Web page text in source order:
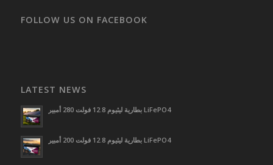
FOLLOW US ON FACEBOOK
LATEST NEWS
بطارية ليثيوم 12.8 فولت 280 أمبير LiFePO4
بطارية ليثيوم 12.8 فولت 200 أمبير LiFePO4